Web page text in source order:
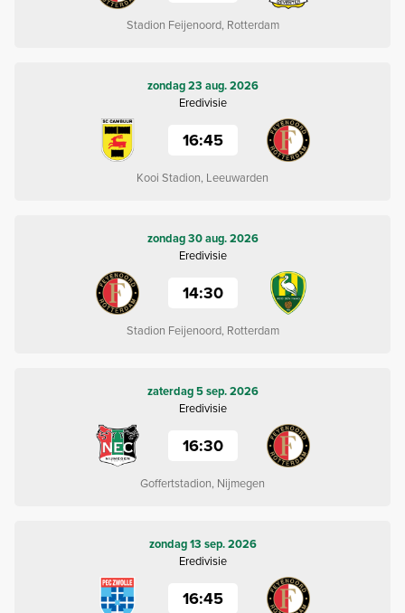
Stadion Feijenoord, Rotterdam
zondag 23 aug. 2026
Eredivisie
16:45
Kooi Stadion, Leeuwarden
zondag 30 aug. 2026
Eredivisie
14:30
Stadion Feijenoord, Rotterdam
zaterdag 5 sep. 2026
Eredivisie
16:30
Goffertstadion, Nijmegen
zondag 13 sep. 2026
Eredivisie
16:45